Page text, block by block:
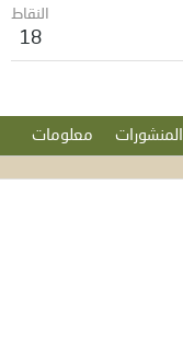
النقاط
18
المنشورات معلومات